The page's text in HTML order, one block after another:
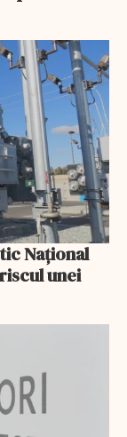
Național
unei